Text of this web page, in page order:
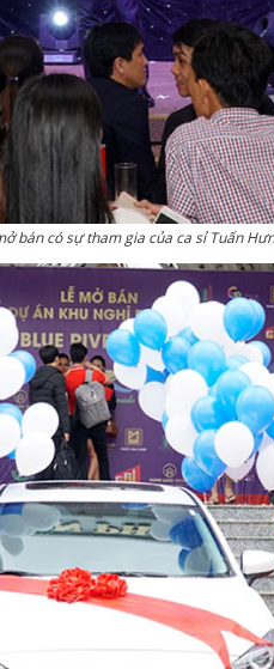
bán có sự tham gia của ca sỉ Tuấn